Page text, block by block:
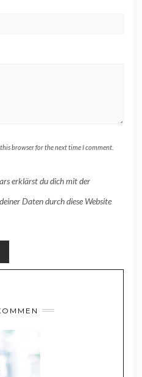
browser for the next time I comment.
erklärst du dich mit der
Daten durch diese Website